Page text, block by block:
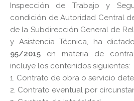
Inspección de Trabajo y
condición de Autoridad Central
de la Subdirección General de
y Asistencia Técnica, ha
95/2015 en materia de
incluye los contenidos siguientes:
1. Contrato de obra o servicio
2. Contrato eventual por